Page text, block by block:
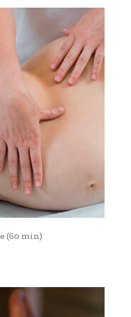
(60 min)